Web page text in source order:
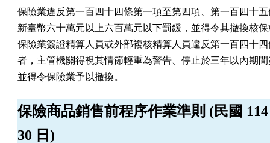
保險業違反第一百四十四條第一項至第四項、第一百四十
新臺幣六十萬元以上六百萬元以下罰鍰，並得令其撤換核
保險業簽證精算人員或外部複核精算人員違反第一百四十
者，主管機關得視其情節輕重為警告、停止於三年以內期
並得令保險業予以撤換。
保險商品銷售前程序作業準則 (民國
30 日)